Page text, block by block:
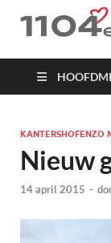
1104
KANTERSHOFENZO
Nieuw
14 april 2015 -